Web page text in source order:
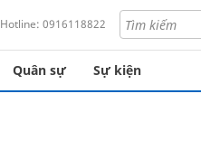
Hotline: 0916118822
Quân sự Sự kiện